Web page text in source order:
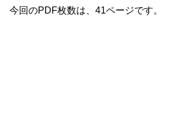
今回のPDF枚数は、41ページです。